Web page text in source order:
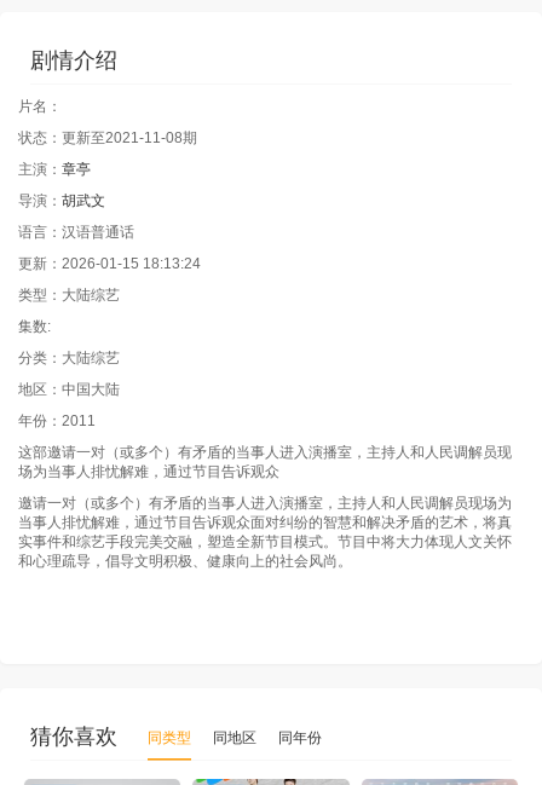
剧情介绍
片名：
状态：更新至2021-11-08期
主演： 章亭
导演： 胡武文
语言：汉语普通话
更新：2026-01-15 18:13:24
类型：大陆综艺
集数:
分类：大陆综艺
地区：中国大陆
年份：2011
这部邀请一对（或多个）有矛盾的当事人进入演播室，主持人和人民调解员现
场为当事人排忧解难，通过节目告诉观众
邀请一对（或多个）有矛盾的当事人进入演播室，主持人和人民调解员现场为
当事人排忧解难，通过节目告诉观众面对纠纷的智慧和解决矛盾的艺术，将真
实事件和综艺手段完美交融，塑造全新节目模式。节目中将大力体现人文关怀
和心理疏导，倡导文明积极、健康向上的社会风尚。
猜你喜欢 同类型 同地区 同年份